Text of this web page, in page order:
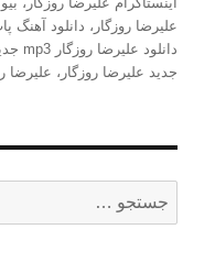
در
علیرضا روزگار ، دانلود آهنگ
دانلود علیرضا روزگار mp3 جدید
جدید علیرضا روزگار ، علیرضا
برای: